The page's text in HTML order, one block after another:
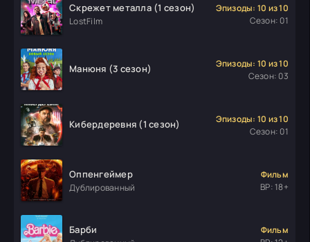
Скрежет металла (1 сезон)
LostFilm
Эпизоды: 10 из 10
Сезон: 01
Манюня (3 сезон)
Эпизоды: 10 из 10
Сезон: 03
Кибердеревня (1 сезон)
Эпизоды: 10 из 10
Сезон: 01
Оппенгеймер
Дублированный
Фильм
ВР: 18+
Барби
Фильм